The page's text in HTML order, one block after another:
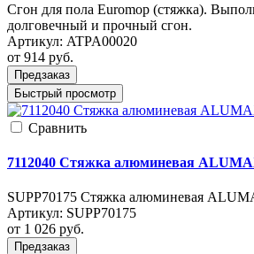
Сгон для пола Euromop (стяжка).
долговечный и прочный сгон.
Артикул: ATPA00020
от 914 руб.
Предзаказ
Быстрый просмотр
Cравнить
7112040 Стяжка алюминевая
SUPP70175 Стяжка алюминевая
Артикул: SUPP70175
от 1 026 руб.
Предзаказ